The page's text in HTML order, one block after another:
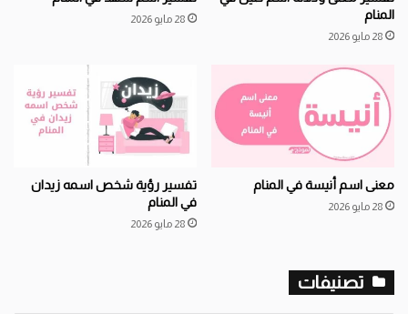
المنام
28 مايو 2026
28 مايو 2026
معنى اسم أنيسة في المنام
28 مايو 2026
تفسير رؤية شخص اسمه زيدان
في المنام
28 مايو 2026
تصنيفات